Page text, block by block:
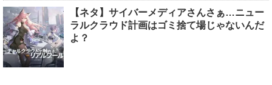
【ネタ】サイバーメディアさんさぁ…ニュー
ラルクラウド計画はゴミ捨て場じゃないんだ
よ？